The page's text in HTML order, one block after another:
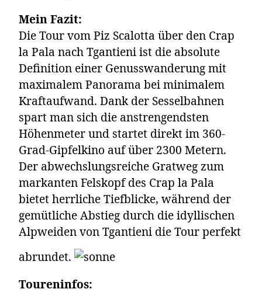
Mein Fazit:
Die Tour vom Piz Scalotta über den Crap
la Pala nach Tgantieni ist die absolute
Definition einer Genusswanderung mit
maximalem Panorama bei minimalem
Kraftaufwand. Dank der Sesselbahnen
spart man sich die anstrengendsten
Höhenmeter und startet direkt im 360-
Grad-Gipfelkino auf über 2300 Metern.
Der abwechslungsreiche Gratweg zum
markanten Felskopf des Crap la Pala
bietet herrliche Tiefblicke, während der
gemütliche Abstieg durch die idyllischen
Alpweiden von Tgantieni die Tour perfekt
abrundet.
Toureninfos: